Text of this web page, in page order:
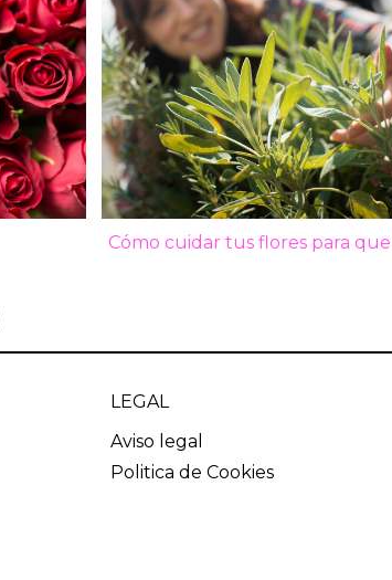
Cómo cuidar tus flores para que
LEGAL
Aviso legal
Politica de Cookies